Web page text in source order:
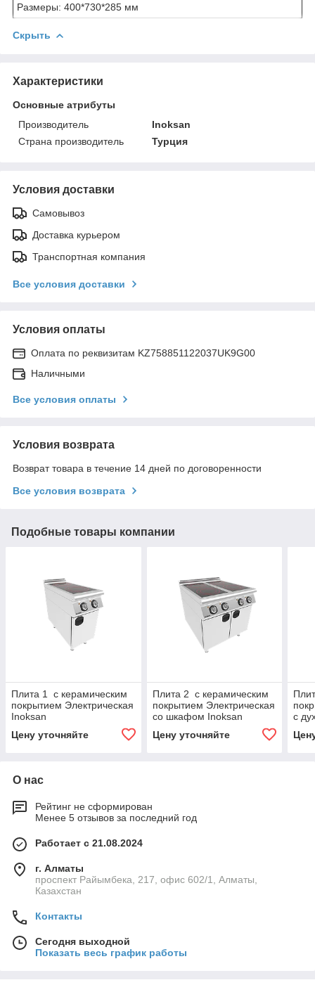
Размеры: 400*730*285 мм
Скрыть
Характеристики
Основные атрибуты
Производитель
Inoksan
Страна производитель
Турция
Условия доставки
Самовывоз
Доставка курьером
Транспортная компания
Все условия доставки
Условия оплаты
Оплата по реквизитам KZ758851122037UK9G00
Наличными
Все условия оплаты
Условия возврата
Возврат товара в течение 14 дней по договоренности
Все условия возврата
Подобные товары компании
Плита 1 с керамическим
покрытием Электрическая
Inoksan
Цену уточняйте
Плита 2 с керамическим
покрытием Электрическая
со шкафом Inoksan
Цену уточняйте
с
О нас
Рейтинг не сформирован
Менее 5 отзывов за последний год
Работает с 21.08.2024
г. Алматы
проспект Райымбека, 217, офис 602/1, Алматы,
Казахстан
Контакты
Сегодня выходной
Показать весь график работы